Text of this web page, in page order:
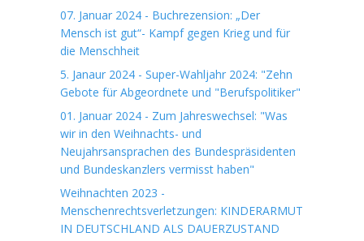
07. Januar 2024 - Buchrezension: „Der
Mensch ist gut“- Kampf gegen Krieg und für
die Menschheit
5. Janaur 2024 - Super-Wahljahr 2024: "Zehn
Gebote für Abgeordnete und "Berufspolitiker"
01. Januar 2024 - Zum Jahreswechsel: "Was
wir in den Weihnachts- und
Neujahrsansprachen des Bundespräsidenten
und Bundeskanzlers vermisst haben"
Weihnachten 2023 -
Menschenrechtsverletzungen: KINDERARMUT
IN DEUTSCHLAND ALS DAUERZUSTAND